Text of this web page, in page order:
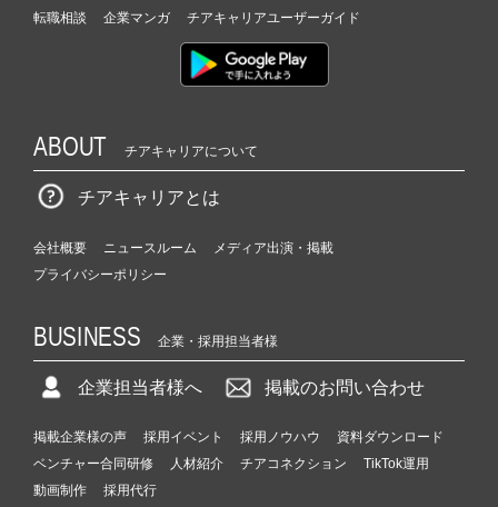
転職相談
企業マンガ チアキャリアユーザーガイド
ABOUT チアキャリアについて
チアキャリアとは
会社概要 ニュースルーム
メディア出演・掲載
プライバシーポリシー
BUSINESS 企業・採用担当者様
企業担当者様へ 掲載のお問い合わせ
掲載企業様の声 採用イベント 採用ノウハウ
資料ダウンロード
ベンチャー合同研修
人材紹介 チアコネクション
TikTok運用
動画制作
採用代行